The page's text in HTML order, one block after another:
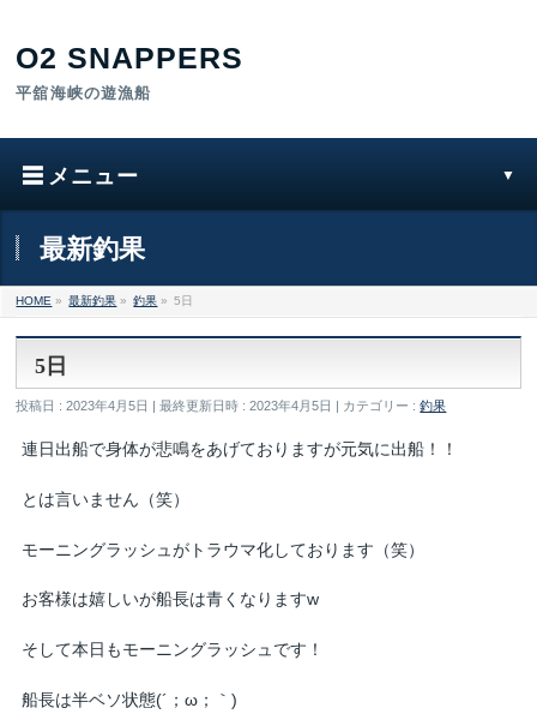
最新釣果
HOME » 最新釣果 » 釣果 » 5日
5日
投稿日 : 2023年4月5日 最終更新日時 : 2023年4月5日 カテゴリー :釣果
連日出船で身体が悲鳴をあげておりますが元気に出船！！
とは言いません（笑）
モーニングラッシュがトラウマ化しております（笑）
お客様は嬉しいが船長は青くなりますw
そして本日もモーニングラッシュです！
船長は半ベソ状態(´；ω；｀)